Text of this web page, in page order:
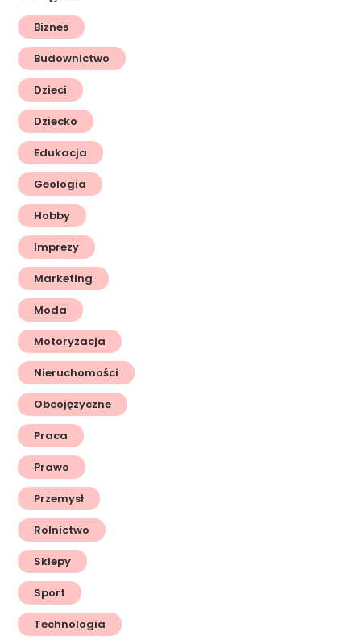
Biznes
Budownictwo
Dzieci
Dziecko
Edukacja
Geologia
Hobby
Imprezy
Marketing
Moda
Motoryzacja
Nieruchomości
Obcojęzyczne
Praca
Prawo
Przemysł
Rolnictwo
Sklepy
Sport
Technologia